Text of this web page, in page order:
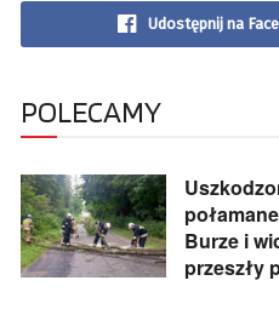
Udostępnij na
POLECAMY
Burze i
przeszły